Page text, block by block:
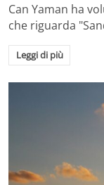
Can Yaman ha
che riguarda
Leggi di più